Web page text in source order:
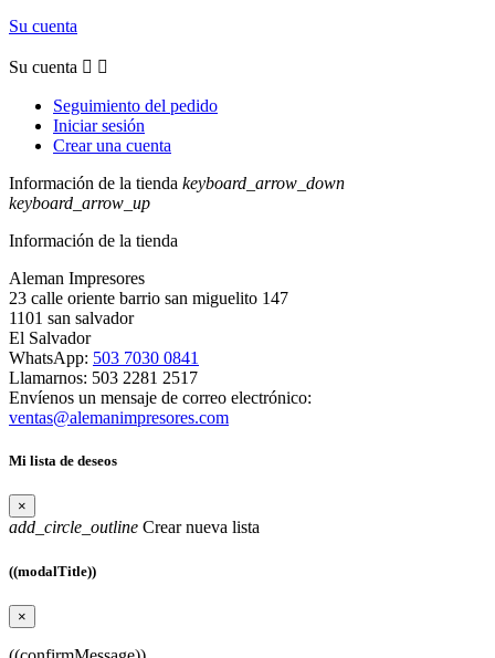
Su cuenta
Su cuenta  
Seguimiento del pedido
Iniciar sesión
Crear una cuenta
Información de la tienda keyboard_arrow_down
keyboard_arrow_up
Información de la tienda
Aleman Impresores
23 calle oriente barrio san miguelito 147
1101 san salvador
El Salvador
WhatsApp: 503 7030 0841
Llamarnos: 503 2281 2517
Envíenos un mensaje de correo electrónico:
ventas@alemanimpresores.com
Mi lista de deseos
×
add_circle_outline Crear nueva lista
((modalTitle))
×